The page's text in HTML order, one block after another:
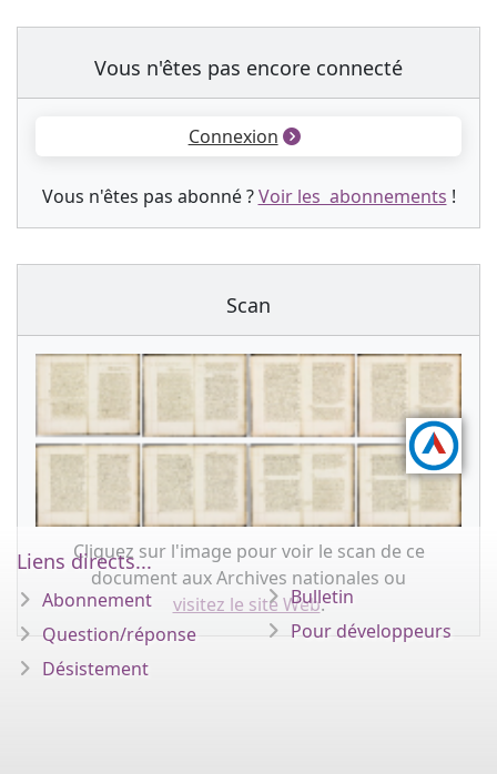
Vous n'êtes pas encore connecté
Connexion
Vous n'êtes pas abonné ?Voir les abonnements !
Scan
Cliquez sur l'image pour voir le scan de ce
document aux Archives nationales ou
visitez le site Web.
Liens directs...
Abonnement
Question/réponse
Désistement
Bulletin
Pour développeurs